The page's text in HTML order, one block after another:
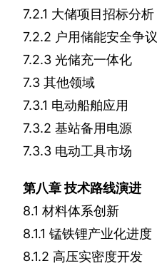
7.2.1 大储项目招标分析
7.2.2 户用储能安全争议
7.2.3 光储充一体化
7.3 其他领域
7.3.1 电动船舶应用
7.3.2 基站备用电源
7.3.3 电动工具市场
第八章技术路线演进
8.1 材料体系创新
8.1.1 锰铁锂产业化进度
8.1.2 高压实密度开发